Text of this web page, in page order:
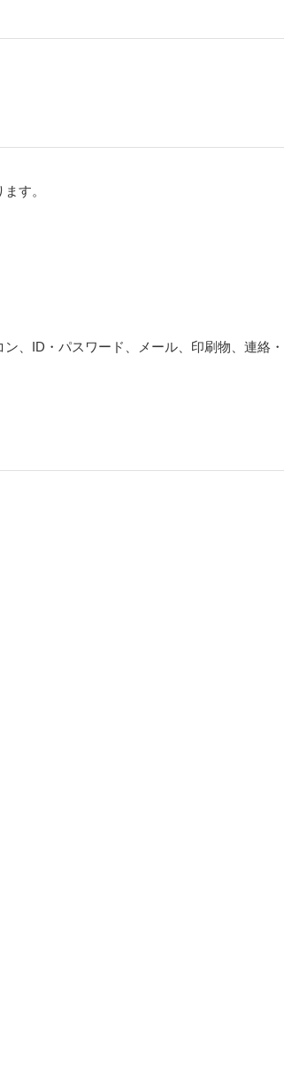
す。
、ID・パスワード、メール、印刷物、連絡・